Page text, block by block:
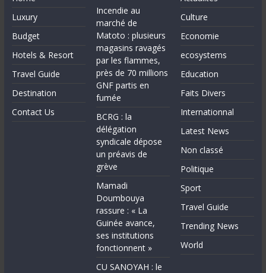
Luxury
Budget
Hotels & Resort
Travel Guide
Destination
Contact Us
Incendie au
marché de
Matoto : plusieurs
magasins ravagés
par les flammes,
près de 70 millions
GNF partis en
fumée
BCRG : la
délégation
syndicale dépose
un préavis de
grève
Mamadi
Doumbouya
rassure : « La
Guinée avance,
ses institutions
fonctionnent »
CU SANOYAH : le
Culture
Economie
ecosystems
Education
Faits Divers
Internationnal
Latest News
Non classé
Politique
Sport
Travel Guide
Trending News
World